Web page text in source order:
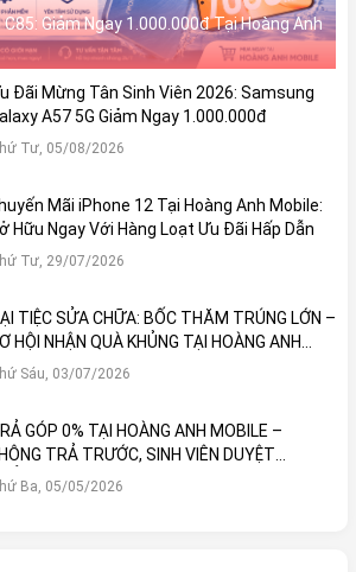
Giảm Ngay 1.000.000đ Tại Hoàng Anh
Đãi Mừng Tân Sinh Viên 2026: Samsung
A57 5G Giảm Ngay 1.000.000đ
Tư, 05/08/2026
Mãi iPhone 12 Tại Hoàng Anh Mobile:
Hữu Ngay Với Hàng Loạt Ưu Đãi Hấp Dẫn
Tư, 29/07/2026
TIỆC SỬA CHỮA: BỐC THĂM TRÚNG LỚN –
HỘI NHẬN QUÀ KHỦNG TẠI HOÀNG ANH
Sáu, 03/07/2026
GÓP 0% TẠI HOÀNG ANH MOBILE –
TRẢ TRƯỚC, SINH VIÊN DUYỆT
Ba, 05/05/2026